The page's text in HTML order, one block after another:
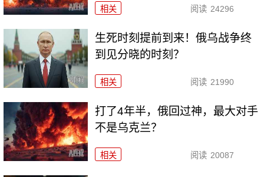
相关 阅读 24296
生死时刻提前到来！俄乌战争终
到见分晓的时刻？
相关 阅读 21990
打了4年半，俄回过神，最大对手
不是乌克兰？
相关 阅读 20087